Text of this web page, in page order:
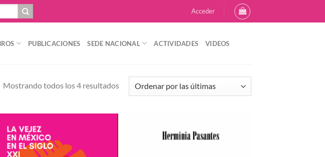
Acceder
PUBLICACIONES SEDE NACIONAL ACTIVIDADES VIDEOS
Mostrando todos los 4 resultadosSorted